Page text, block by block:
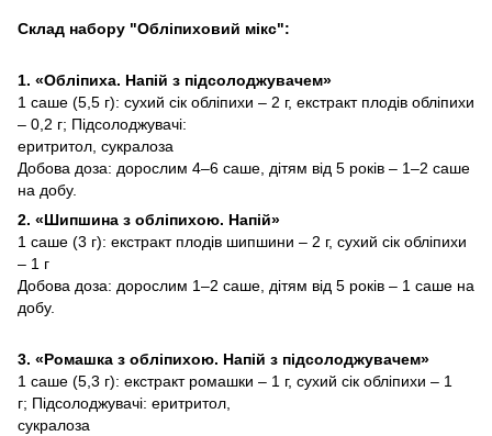
Склад набору "Обліпиховий мікс":
1. «Обліпиха. Напій з підсолоджувачем»
1 саше (5,5 г): сухий сік обліпихи – 2 г, екстракт плодів обліпихи
– 0,2 г; Підсолоджувачі:
еритритол, сукралоза
Добова доза: дорослим 4–6 саше, дітям від 5 років – 1–2 саше
на добу.
2. «Шипшина з обліпихою. Напій»
1 саше (3 г): екстракт плодів шипшини – 2 г, сухий сік обліпихи
– 1 г
Добова доза: дорослим 1–2 саше, дітям від 5 років – 1 саше на
добу.
3. «Ромашка з обліпихою. Напій з підсолоджувачем»
1 саше (5,3 г): екстракт ромашки – 1 г, сухий сік обліпихи – 1
г; Підсолоджувачі: еритритол,
сукралоза